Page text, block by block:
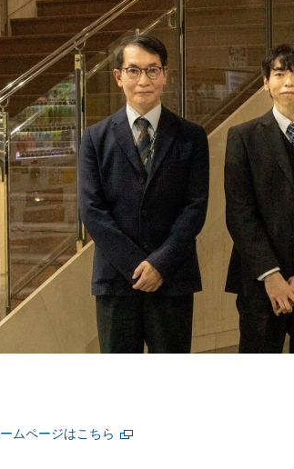
ムページはこちら